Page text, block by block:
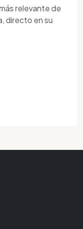
relevante de
directo en su